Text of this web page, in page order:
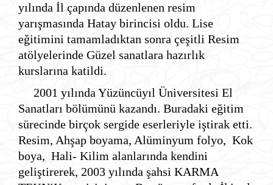
yılında İl çapında düzenlenen resim
yarışmasında Hatay birincisi oldu. Lise
eğitimini tamamladıktan sonra çeşitli Resim
atölyelerinde Güzel sanatlara hazırlık
kurslarına katildi.
2001 yılında Yüzüncüyıl Üniversitesi El
Sanatları bölümünü kazandı. Buradaki eğitim
sürecinde birçok sergide eserleriyle iştirak etti.
Resim, Ahşap boyama, Alüminyum folyo, Kok
boya, Hali- Kilim alanlarında kendini
geliştirerek, 2003 yılında şahsi KARMA